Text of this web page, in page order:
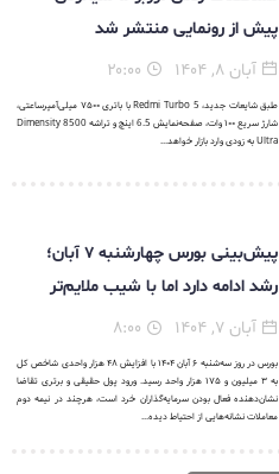
پیش از رونمایی منتشر شد
آبان ۸, ۱۴۰۴
طبق شایعات جدید، Redmi Turbo 5 با باتری ۷۵۰۰ میلی‌آمپرساعتی،
شارژ سریع ۱۰۰ وات، صفحه‌نمایش 6.5 اینچ و تراشه Dimensity 8500
Ultra به زودی وارد بازار خواهد...
پیش‌بینی بورس چهارشنبه ۷ آبان؛
رشد ادامه دارد اما با شیب ملایم‌تر
آبان ۷, ۱۴۰۴
بورس در روز سه‌شنبه ۶ آبان ۱۴۰۴ با افزایش ۴۸ هزار واحدی شاخص کل
به ۳ میلیون و ۱۷۵ هزار واحد رسید. ورود پول حقیقی و برتری تقاضا
نشان‌دهنده فعال بودن سرمایه‌گذاران خرد است، هرچند در نیمه دوم
معاملات نشانه‌هایی از احتیاط دیده...